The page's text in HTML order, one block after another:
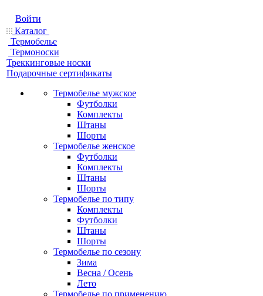
Войти
Каталог
Термобелье
Термоноски
Треккинговые носки
Подарочные сертификаты
Термобелье мужское
Футболки
Комплекты
Штаны
Шорты
Термобелье женское
Футболки
Комплекты
Штаны
Шорты
Термобелье по типу
Комплекты
Футболки
Штаны
Шорты
Термобелье по сезону
Зима
Весна / Осень
Лето
Термобелье по применению